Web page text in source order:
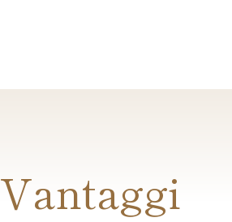
Vantaggi